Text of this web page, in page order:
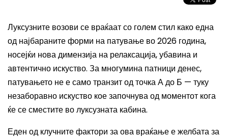
Луксузните возови се враќаат со голем стил како една
од најбараните форми на патување во 2026 година,
носејќи нова димензија на релаксација, убавина и
автентично искуство. За многумина патници денес,
патувањето не е само транзит од точка А до Б — туку
незаборавно искуство кое започнува од моментот кога
ќе се сместите во луксузната кабина.
Еден од клучните фактори за ова враќање е желбата за